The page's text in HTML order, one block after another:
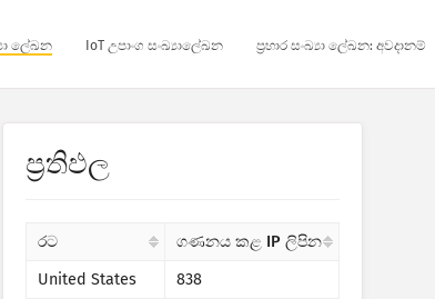
ලේඛන IoT උපාංග සංඛ්‍යාලේඛන ප්‍රහාර සංඛ්‍යා ලේඛන: අවදානම්
ප්‍රතිඵල
රට
ගණනය කළ IP ලිපින
United States
838